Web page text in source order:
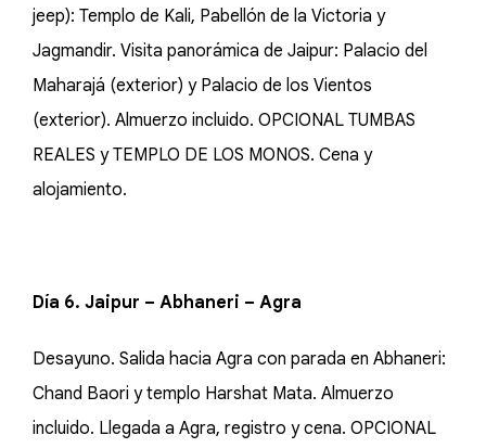
jeep): Templo de Kali, Pabellón de la Victoria y
Jagmandir. Visita panorámica de Jaipur: Palacio del
Maharajá (exterior) y Palacio de los Vientos
(exterior). Almuerzo incluido. OPCIONAL TUMBAS
REALES y TEMPLO DE LOS MONOS. Cena y
alojamiento.
Día 6. Jaipur – Abhaneri – Agra
Desayuno. Salida hacia Agra con parada en Abhaneri:
Chand Baori y templo Harshat Mata. Almuerzo
incluido. Llegada a Agra, registro y cena. OPCIONAL